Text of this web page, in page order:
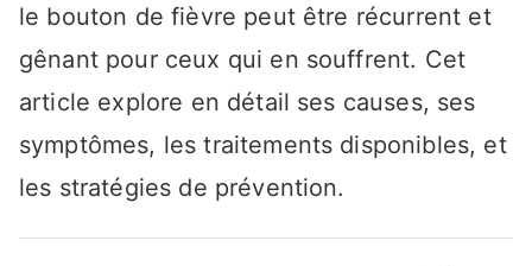
le bouton de fièvre peut être récurrent et
gênant pour ceux qui en souffrent. Cet
article explore en détail ses causes, ses
symptômes, les traitements disponibles, et
les stratégies de prévention.